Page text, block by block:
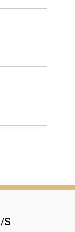
S